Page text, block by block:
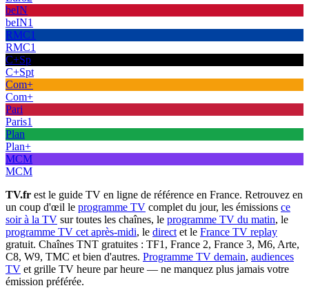
beIN
beIN1
RMC1
RMC1
C+Sp
C+Spt
Com+
Com+
Pari
Paris1
Plan
Plan+
MCM
MCM
TV.fr est le guide TV en ligne de référence en France. Retrouvez en
un coup d'œil le programme TV complet du jour, les émissions ce
soir à la TV sur toutes les chaînes, le programme TV du matin, le
programme TV cet après-midi, le direct et le France TV replay
gratuit. Chaînes TNT gratuites : TF1, France 2, France 3, M6, Arte,
C8, W9, TMC et bien d'autres. Programme TV demain, audiences
TV et grille TV heure par heure — ne manquez plus jamais votre
émission préférée.